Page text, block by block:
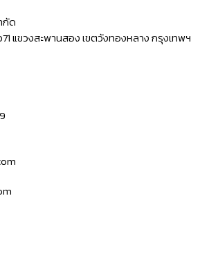
โค้ด
แบบ
กัด
แขวงสะพานสอง เขตวังทองหลาง กรุงเทพฯ